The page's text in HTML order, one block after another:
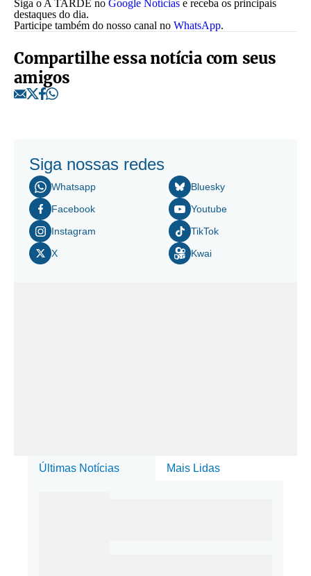
Siga o A TARDE no Google Notícias e receba os principais
destaques do dia.
Participe também do nosso canal no WhatsApp.
Compartilhe essa notícia com seus
amigos
Siga nossas redes
Whatsapp
Facebook
Instagram
X
Bluesky
Youtube
TikTok
Kwai
Últimas Notícias Mais Lidas